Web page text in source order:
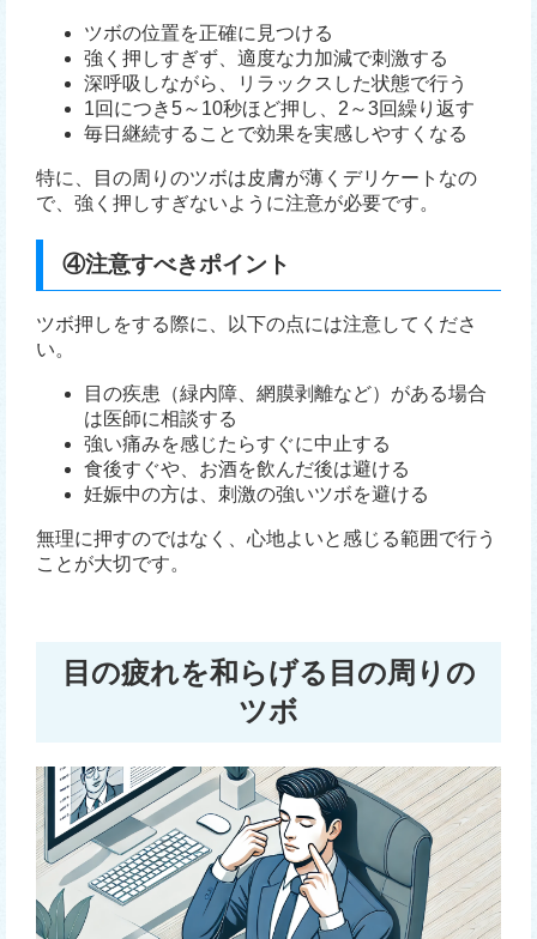
ツボの位置を正確に見つける
強く押しすぎず、適度な力加減で刺激する
深呼吸しながら、リラックスした状態で行う
1回につき5～10秒ほど押し、2～3回繰り返す
毎日継続することで効果を実感しやすくなる
特に、目の周りのツボは皮膚が薄くデリケートなの
で、強く押しすぎないように注意が必要です。
④注意すべきポイント
ツボ押しをする際に、以下の点には注意してくださ
い。
目の疾患（緑内障、網膜剥離など）がある場合
は医師に相談する
強い痛みを感じたらすぐに中止する
食後すぐや、お酒を飲んだ後は避ける
妊娠中の方は、刺激の強いツボを避ける
無理に押すのではなく、心地よいと感じる範囲で行う
ことが大切です。
目の疲れを和らげる目の周りの
ツボ